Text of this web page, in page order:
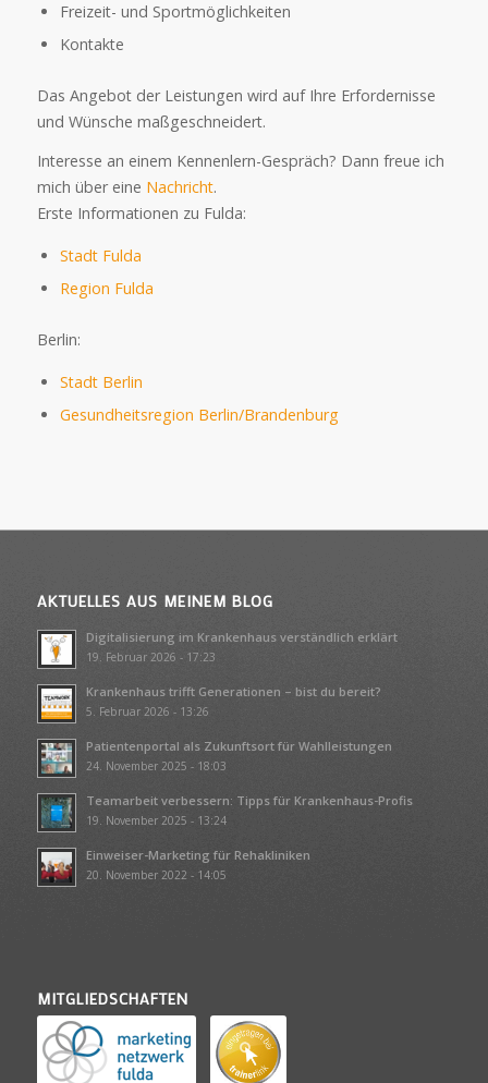
Freizeit- und Sportmöglichkeiten
Kontakte
Das Angebot der Leistungen wird auf Ihre Erfordernisse
und Wünsche maßgeschneidert.
Interesse an einem Kennenlern-Gespräch? Dann freue ich
mich über eine Nachricht.
Erste Informationen zu Fulda:
Stadt Fulda
Region Fulda
Berlin:
Stadt Berlin
Gesundheitsregion Berlin/Brandenburg
AKTUELLES AUS MEINEM BLOG
Digitalisierung im Krankenhaus verständlich erklärt
19. Februar 2026 - 17:23
Krankenhaus trifft Generationen – bist du bereit?
5. Februar 2026 - 13:26
Patientenportal als Zukunftsort für Wahlleistungen
24. November 2025 - 18:03
Teamarbeit verbessern: Tipps für Krankenhaus-Profis
19. November 2025 - 13:24
Einweiser-Marketing für Rehakliniken
20. November 2022 - 14:05
MITGLIEDSCHAFTEN